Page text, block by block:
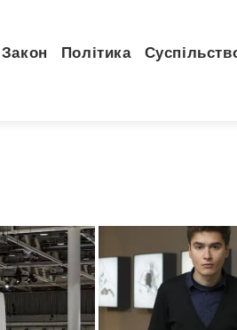
Закон Політика